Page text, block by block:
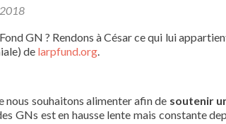
GN ? Rendons à César ce qui lui
de larpfund.org.
nous souhaitons alimenter afin de soutenir
GNs est en hausse lente mais constante